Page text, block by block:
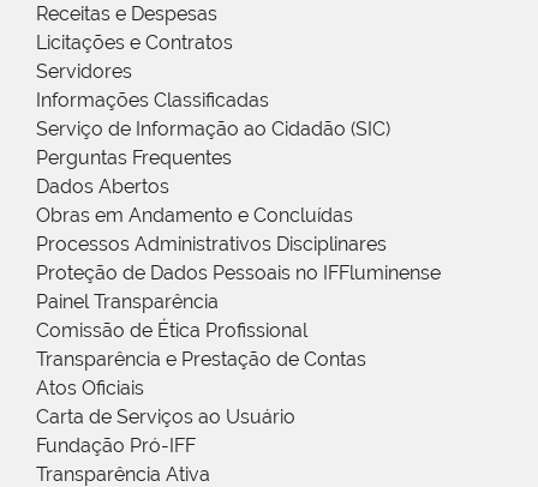
Receitas e Despesas
Licitações e Contratos
Servidores
Informações Classificadas
Serviço de Informação ao Cidadão (SIC)
Perguntas Frequentes
Dados Abertos
Obras em Andamento e Concluídas
Processos Administrativos Disciplinares
Proteção de Dados Pessoais no IFFluminense
Painel Transparência
Comissão de Ética Profissional
Transparência e Prestação de Contas
Atos Oficiais
Carta de Serviços ao Usuário
Fundação Pró-IFF
Transparência Ativa